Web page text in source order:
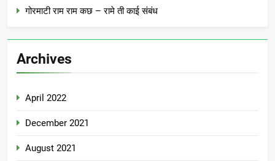
गोरमाटी राम राम कछ – रामे ती काई संबंध
Archives
April 2022
December 2021
August 2021